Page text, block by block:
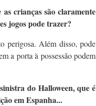
crianças são claramente
jogos pode trazer?
perigosa. Além disso, pode
a porta à possessão podem
do Halloween, que é
em Espanha...